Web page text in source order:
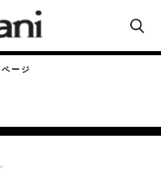
ージ